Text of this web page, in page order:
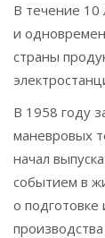
В течение 10
и
страны
В 1958 году
маневровых
начал
событием в
о подготовке